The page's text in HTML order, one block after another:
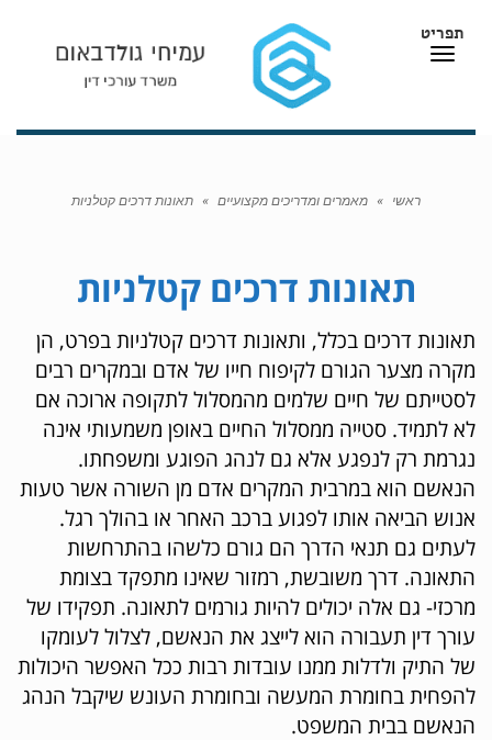
תפריט
תפריט
ראשי » מאמרים ומדריכים מקצועיים » תאונות דרכים קטלניות
תאונות דרכים קטלניות
תאונות דרכים בכלל, ותאונות דרכים קטלניות בפרט, הן
מקרה מצער הגורם לקיפוח חייו של אדם ובמקרים רבים
לסטייתם של חיים שלמים מהמסלול לתקופה ארוכה אם
לא לתמיד. סטייה ממסלול החיים באופן משמעותי אינה
נגרמת רק לנפגע אלא גם לנהג הפוגע ומשפחתו.
הנאשם הוא במרבית המקרים אדם מן השורה אשר טעות
אנוש הביאה אותו לפגוע ברכב האחר או בהולך רגל.
לעתים גם תנאי הדרך הם גורם כלשהו בהתרחשות
התאונה. דרך משובשת, רמזור שאינו מתפקד בצומת
מרכזי- גם אלה יכולים להיות גורמים לתאונה. תפקידו של
עורך דין תעבורה הוא לייצג את הנאשם, לצלול לעומקו
של התיק ולדלות ממנו עובדות רבות ככל האפשר היכולות
להפחית בחומרת המעשה ובחומרת העונש שיקבל הנהג
הנאשם בבית המשפט.